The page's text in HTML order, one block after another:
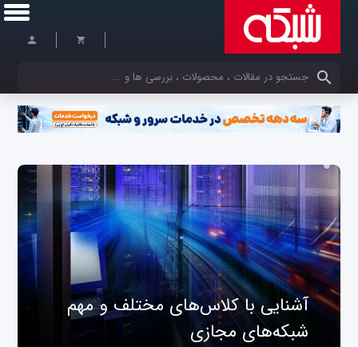
کلمات کلیدی خود را وارد کنید
آشنایی با کلاس‌های مختلف و مهم
شبکه‌های مجازی